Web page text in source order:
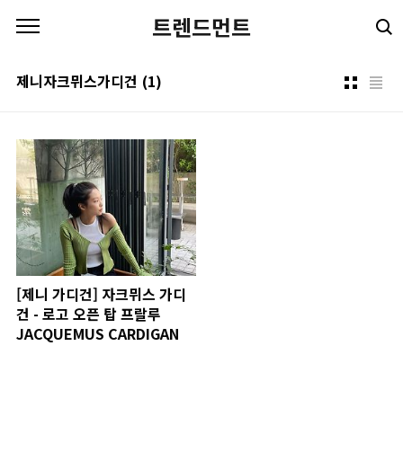
트렌드먼트
제니자크뮈스가디건 (1)
[제니 가디건] 자크뮈스 가디
건 - 로고 오픈 탑 프랄루
JACQUEMUS CARDIGAN